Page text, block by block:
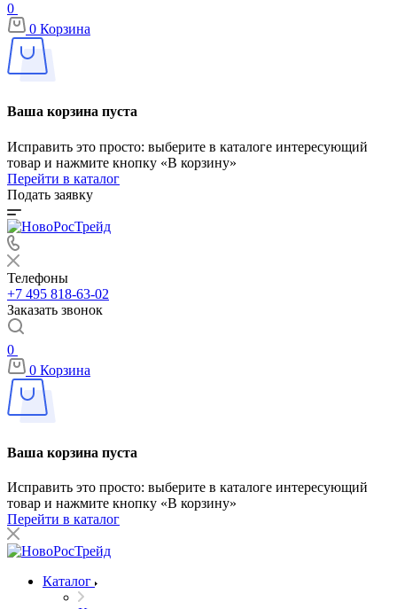
0
0 Корзина
Ваша корзина пуста
Исправить это просто: выберите в каталоге интересующий
товар и нажмите кнопку «В корзину»
Перейти в каталог
Подать заявку
Телефоны
+7 495 818-63-02
Заказать звонок
0
0 Корзина
Ваша корзина пуста
Исправить это просто: выберите в каталоге интересующий
товар и нажмите кнопку «В корзину»
Перейти в каталог
Каталог